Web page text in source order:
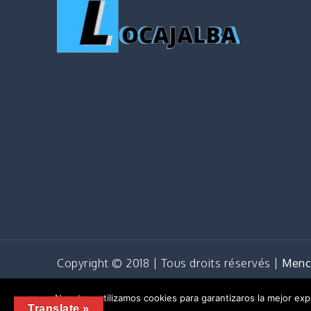
Copyright © 2018 | Tous droits réservés |
Translate »
Nosotros utilizamos cookies para garantizaros la mejor